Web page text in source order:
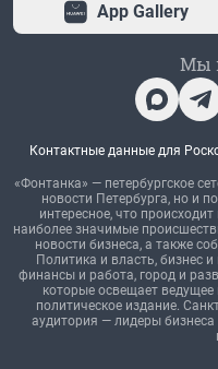
App Gallery
Мы
Контактные данные для
«Фонтанка» — петербургское
новости Петербурга, но и
интересное, что
наиболее значимые
новости бизнеса, а также
Политика и власть, бизнес
финансы и работа, город и
которые освещает ведущее
политическое издание.
аудитория — лидеры бизнеса